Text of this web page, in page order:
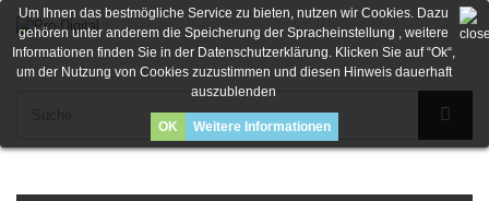
Um Ihnen das bestmögliche Service zu bieten, nutzen wir Cookies. Dazu
gehören unter anderem die Speicherung der Spracheinstellung , weitere
Informationen finden Sie in der Datenschutzerklärung. Klicken Sie auf “Ok“,
um der Nutzung von Cookies zuzustimmen und diesen Hinweis dauerhaft
auszublenden
OK Weitere Informationen